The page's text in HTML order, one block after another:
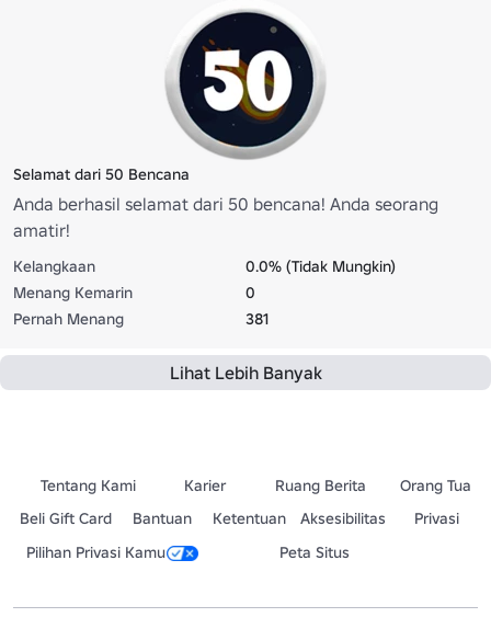
Selamat dari 50 Bencana
Anda berhasil selamat dari 50 bencana! Anda seorang
amatir!
Kelangkaan
0.0% (Tidak Mungkin)
Menang Kemarin
0
Pernah Menang
381
Lihat Lebih Banyak
Tentang Kami Karier Ruang Berita
Orang Tua
Beli Gift Card
Bantuan Ketentuan Aksesibilitas
Privasi
Pilihan Privasi Kamu
Peta Situs